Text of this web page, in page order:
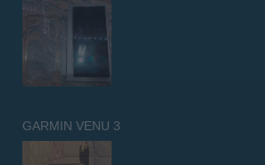
GARMIN VENU 3